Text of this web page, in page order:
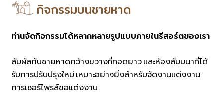
กิจกรรมบนชายหาด
ท่านจัดกิจกรรมได้หลากหลายรูปแบบภายในรีสอร์ตของเรา
สัมผัสกับชายหาดกว้างขวางที่ทอดยาว และห้องสัมมนาที่ได้
รับการปรับปรุงใหม่ เหมาะอย่างยิ่งสำหรับจัดงานแต่งงาน
การเซอร์ไพรส์ขอแต่งงาน